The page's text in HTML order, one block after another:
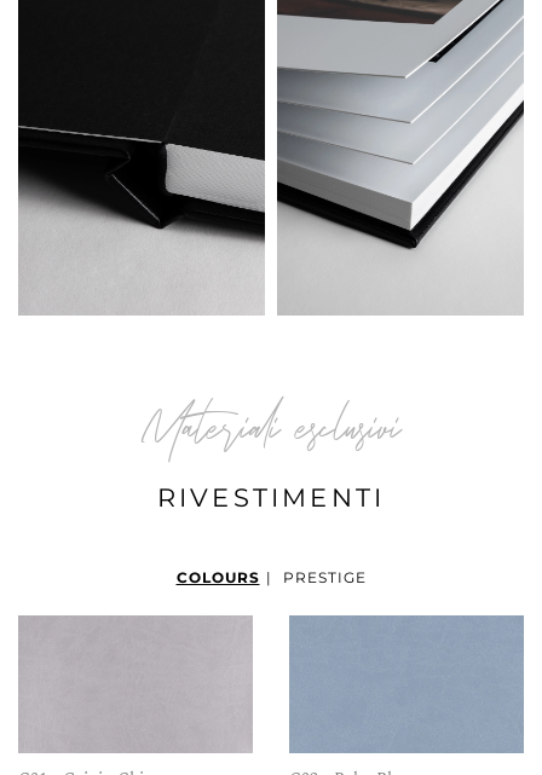
Materiali esclusivi
RIVESTIMENTI
COLOURS | PRESTIGE